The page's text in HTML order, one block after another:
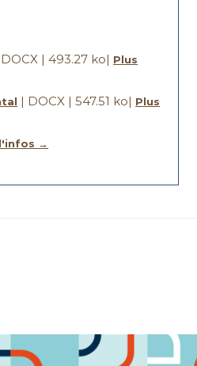
| 493.27 ko| Plus
| DOCX | 547.51 ko| Plus
→